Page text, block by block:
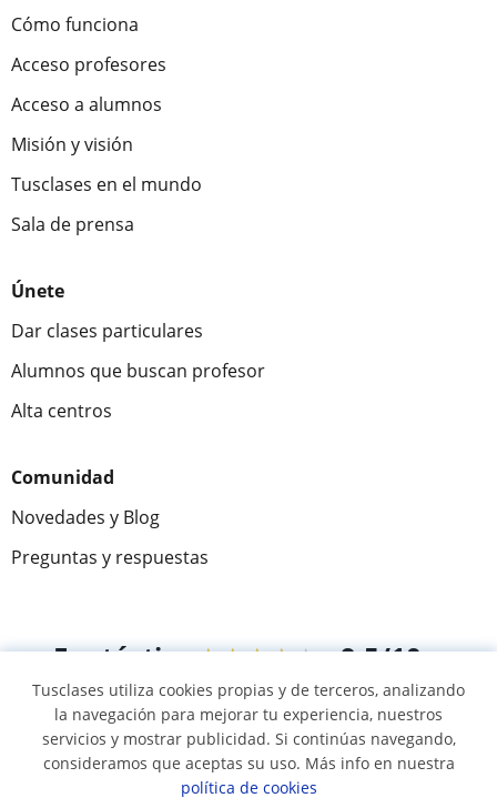
Cómo funciona
Acceso profesores
Acceso a alumnos
Misión y visión
Tusclases en el mundo
Sala de prensa
Únete
Dar clases particulares
Alumnos que buscan profesor
Alta centros
Comunidad
Novedades y Blog
Preguntas y respuestas
Fantástica★★★★★ 9,5/10
305915 opiniones de alumnos
© 2007 - 2026 Tusclases.co
Tusclases utiliza cookies propias y de terceros, analizando
la navegación para mejorar tu experiencia, nuestros
servicios y mostrar publicidad. Si continúas navegando,
consideramos que aceptas su uso. Más info en nuestra
política de cookies